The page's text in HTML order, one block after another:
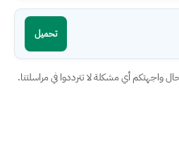
تحميل
واجهتكم أي مشكلة لا تترددوا في مراسلتنا.